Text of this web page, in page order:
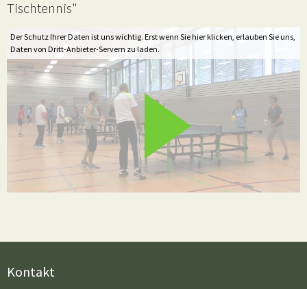
Tischtennis"
Der Schutz Ihrer Daten ist uns wichtig. Erst wenn Sie hier klicken, erlauben Sie uns,
Daten von Dritt-Anbieter-Servern zu laden.
Kontakt